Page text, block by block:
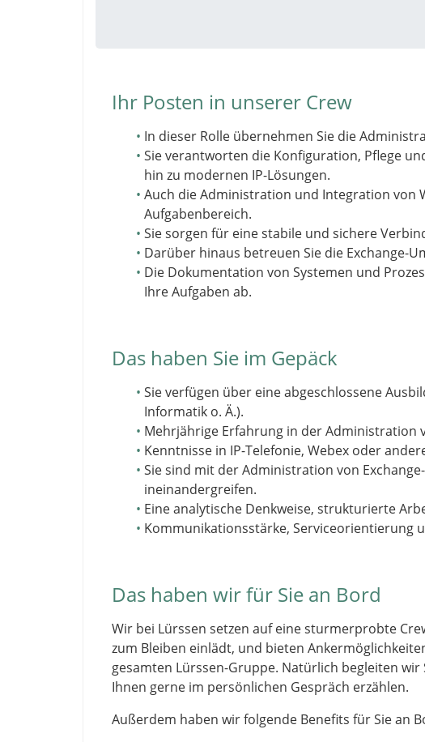
Ihr Posten in unserer Crew
In dieser Rolle übernehmen Sie die
Sie verantworten die Konfiguration, Pflege
hin zu modernen IP-Lösungen.
Auch die Administration und Integration von
Aufgabenbereich.
Sie sorgen für eine stabile und sichere
Darüber hinaus betreuen Sie die Exchange-
Die Dokumentation von Systemen und
Ihre Aufgaben ab.
Das haben Sie im Gepäck
Sie verfügen über eine abgeschlossene
Informatik o. Ä.).
Mehrjährige Erfahrung in der Administration
Kenntnisse in IP-Telefonie, Webex oder
Sie sind mit der Administration von
ineinandergreifen.
Eine analytische Denkweise, strukturierte
Kommunikationsstärke, Serviceorientierung
Das haben wir für Sie an Bord
Wir bei Lürssen setzen auf eine sturmerprobte
zum Bleiben einlädt, und bieten
gesamten Lürssen-Gruppe. Natürlich begleiten
Ihnen gerne im persönlichen Gespräch erzählen.
Außerdem haben wir folgende Benefits für Sie an